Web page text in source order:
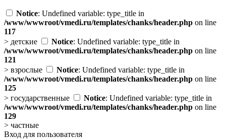
Notice: Undefined variable: type_title in
/www/wwwroot/vmedi.ru/templates/chanks/header.php on line
117
> детские Notice: Undefined variable: type_title in
/www/wwwroot/vmedi.ru/templates/chanks/header.php on line
121
> взрослые Notice: Undefined variable: type_title in
/www/wwwroot/vmedi.ru/templates/chanks/header.php on line
125
> государственные Notice: Undefined variable: type_title in
/www/wwwroot/vmedi.ru/templates/chanks/header.php on line
129
> частные
Вход для пользователя